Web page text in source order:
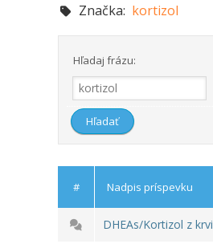
Značka: kortizol
Hľadaj frázu:
# Nadpis príspevku
DHEAs/Kortizol z krvi